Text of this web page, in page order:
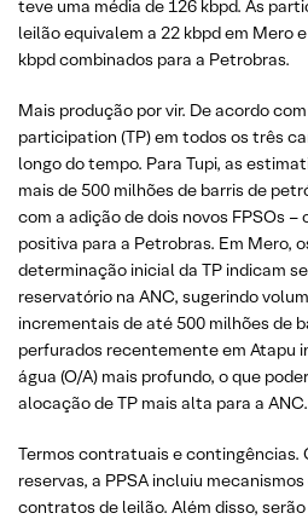
teve uma média de 126 kbpd. As
leilão equivalem a 22 kbpd em Mero
kbpd combinados para a Petrobras.
Mais produção por vir. De acordo
participation (TP) em todos os três
longo do tempo. Para Tupi, as
mais de 500 milhões de barris de
com a adição de dois novos FPSOs
positiva para a Petrobras. Em Mero,
determinação inicial da TP indicam
reservatório na ANC, sugerindo
incrementais de até 500 milhões de
perfurados recentemente em Atapu
água (O/A) mais profundo, o que
alocação de TP mais alta para a ANC.
Termos contratuais e contingências.
reservas, a PPSA incluiu
contratos de leilão. Além disso,